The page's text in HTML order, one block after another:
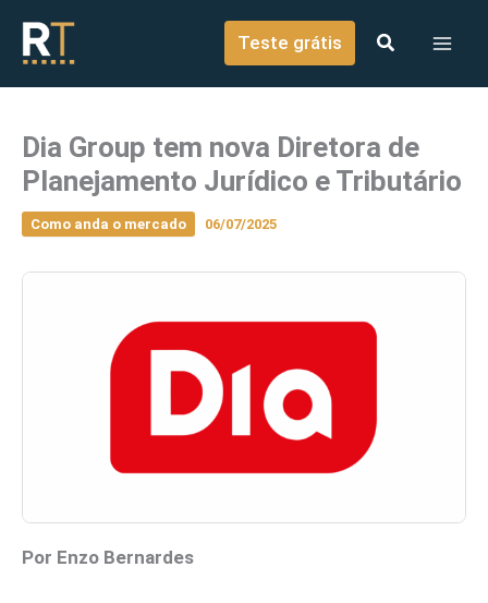
conteúdo
Teste grátis
Dia Group tem nova Diretora de
Planejamento Jurídico e Tributário
Como anda o mercado 06/07/2025
Por Enzo Bernardes